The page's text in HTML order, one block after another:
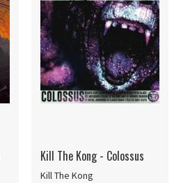
Kill The Kong - Colossus
Kill The Kong